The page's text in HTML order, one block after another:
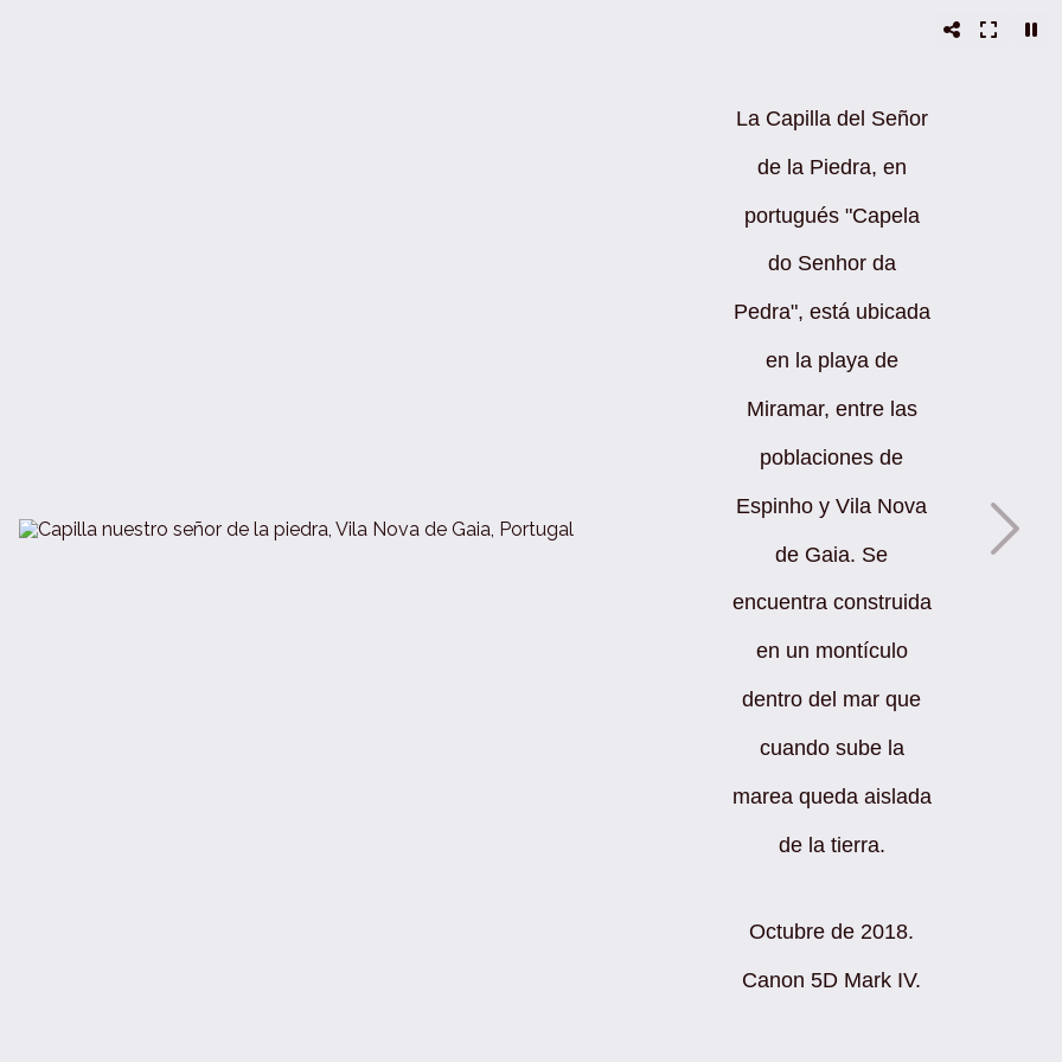
La Capilla del Señor
de la Piedra, en
portugués "Capela
do Senhor da
Pedra", está ubicada
en la playa de
Miramar, entre las
poblaciones de
Espinho y Vila Nova
de Gaia. Se
encuentra construida
en un montículo
dentro del mar que
cuando sube la
marea queda aislada
de la tierra.
Octubre de 2018.
Canon 5D Mark IV.